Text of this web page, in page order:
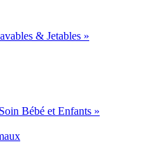
& Jetables »
Bébé et Enfants »